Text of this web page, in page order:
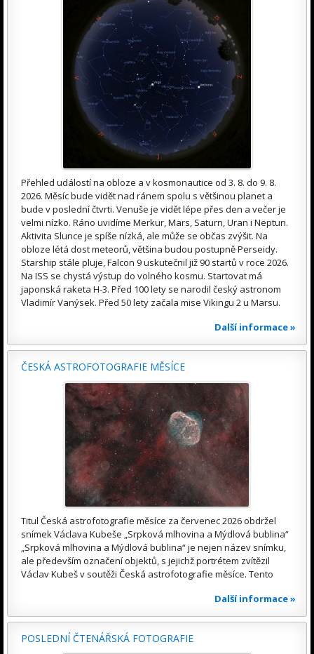
Přehled událostí na obloze a v kosmonautice od 3. 8. do 9. 8.
2026. Měsíc bude vidět nad ránem spolu s většinou planet a
bude v poslední čtvrti. Venuše je vidět lépe přes den a večer je
velmi nízko. Ráno uvidíme Merkur, Mars, Saturn, Uran i Neptun.
Aktivita Slunce je spíše nízká, ale může se občas zvýšit. Na
obloze létá dost meteorů, většina budou postupně Perseidy.
Starship stále pluje, Falcon 9 uskutečnil již 90 startů v roce 2026.
Na ISS se chystá výstup do volného kosmu. Startovat má
japonská raketa H-3. Před 100 lety se narodil český astronom
Vladimír Vanýsek. Před 50 lety začala mise Vikingu 2 u Marsu.
Další informace »
ČESKÁ ASTROFOTOGRAFIE MĚSÍCE
Titul Česká astrofotografie měsíce za červenec 2026 obdržel
snímek Václava Kubeše „Srpková mlhovina a Mýdlová bublina“
„Srpková mlhovina a Mýdlová bublina“ je nejen název snímku,
ale především označení objektů, s jejichž portrétem zvítězil
Václav Kubeš v soutěži Česká astrofotografie měsíce. Tento
Další informace »
POSLEDNÍ ČTENÁŘSKÁ FOTOGRAFIE